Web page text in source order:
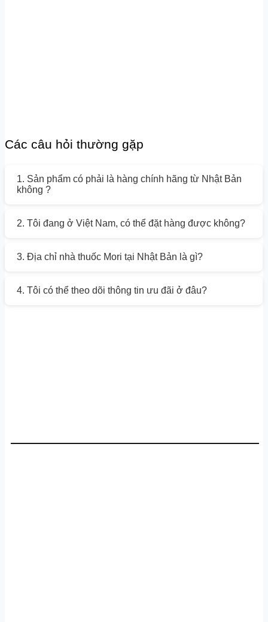
Các câu hỏi thường gặp
1. Sản phẩm có phải là hàng chính hãng từ Nhật Bản
không ?
2. Tôi đang ở Việt Nam, có thể đặt hàng được không?
3. Địa chỉ nhà thuốc Mori tại Nhật Bản là gì?
4. Tôi có thể theo dõi thông tin ưu đãi ở đâu?